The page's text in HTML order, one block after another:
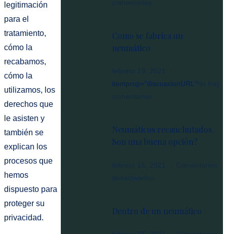
legitimación
para el
tratamiento,
cómo la
recabamos,
cómo la
utilizamos, los
derechos que
le asisten y
también se
explican los
procesos que
hemos
dispuesto para
proteger su
privacidad.
2021
Como se fabrica un
neumático
itemprop="discussionURL"
fabrica
un
Neumáticos recauchutados.
Son una buena opción?
Son
Dentro de un neumático